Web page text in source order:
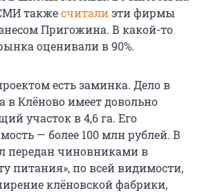
такжесчиталиэти фирмы
Пригожина. В какой-то
оценивали в 90%.
есть заминка. Дело в
в Клёново имеет довольно
участок в 4,6 га. Его
— более 100 млн рублей. В
передан чиновниками в
питания», по всей видимости,
клёновской фабрики,